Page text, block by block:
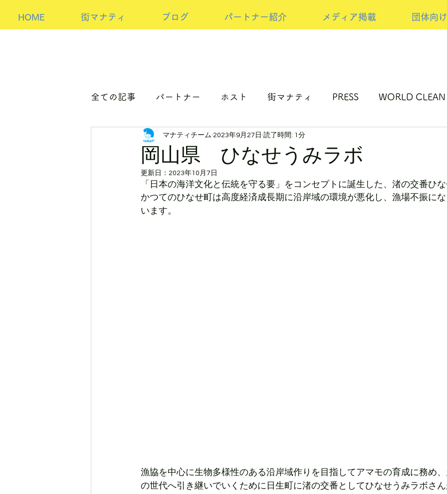
HOME 街マナティ ブログ パートナー紹介 メディア掲載 団体向
全ての記事 パートナー ホスト 街マナティ PRESS WORLD
パートナーorホスト アップサイクルの取り組み
岡山県 ひなせうみラボ
マナティチーム 2023年9月27日 読了時間: 1分
更新日： 2023年10月7日
「日本の海洋文化と伝統を守る要」をコンセプトに誕生した、渚の交番ひ
かつてのひなせ町は高度経済成長期に沿岸域の環境が悪化し、漁場不振に
います。
漁協を中心に生物多様性のある沿岸域作りを目指してアマモの育成に務め
の世代へ引き継いでいくために日生町に渚の交番としてひなせうみラボさ